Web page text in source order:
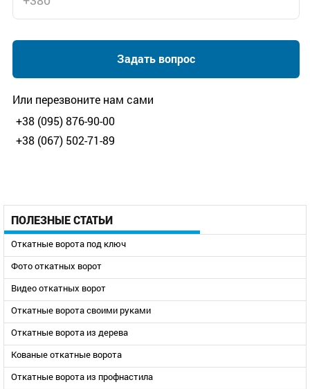
ПОЛЕЗНЫЕ СТАТЬИ
Откатные ворота под ключ
Фото откатных ворот
Видео откатных ворот
Откатные ворота своими руками
Откатные ворота из дерева
Кованые откатные ворота
Откатные ворота из профнастила
Или перезвоните нам сами
+38 (095) 876-90-00
+38 (067) 502-71-89
Задать вопрос